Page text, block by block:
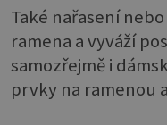
Také nařasení
ramena a vyváží
samozřejmě i
prvky na ramenou